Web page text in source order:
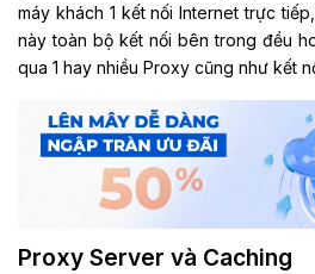
máy khách 1 kết nối Internet trực
này toàn bộ kết nối bên trong đều
qua 1 hay nhiều Proxy cũng như kết
Proxy Server và Caching